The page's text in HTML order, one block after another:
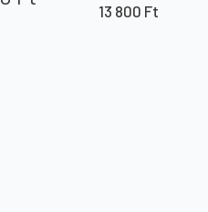
13 800 Ft